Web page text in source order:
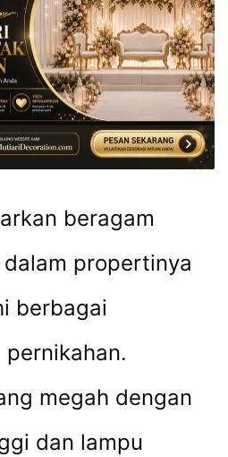
beragam
propertinya
berbagai
megah dengan
dan lampu